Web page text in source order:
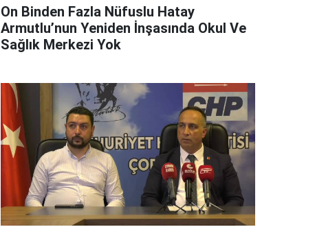
On Binden Fazla Nüfuslu Hatay
Armutlu’nun Yeniden İnşasında Okul Ve
Sağlık Merkezi Yok